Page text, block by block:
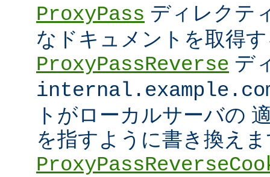
ProxyPass ディレクテ
なドキュメントを取得
ProxyPassReverse デ
トがローカルサーバの
を指すように書き換え